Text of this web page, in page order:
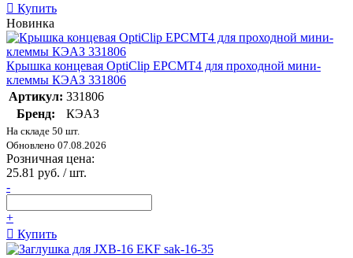
Купить
Новинка
Крышка концевая OptiClip EPCMT4 для проходной мини-
клеммы КЭАЗ 331806
Артикул: 331806
Бренд:
КЭАЗ
На складе 50 шт.
Обновлено 07.08.2026
Розничная цена:
25.81 руб. / шт.
-
+
Купить